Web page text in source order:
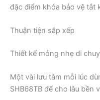
đặc điểm khóa bảo vệ tắt
Thuận tiện sắp xếp
Thiết kế mỏng nhẹ di
Một vài lưu tâm mỗi lúc
SHB68TB để cho lâu bền